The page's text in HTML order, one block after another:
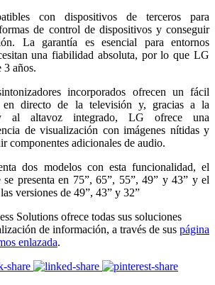
con dispositivos de terceros para
de control de dispositivos y conseguir
La garantía es esencial para entornos
una fiabilidad absoluta, por lo que LG
3 años.
incorporados ofrecen un fácil
en directo de la televisión y, gracias a la
al altavoz integrado, LG ofrece una
de visualización con imágenes nítidas y
componentes adicionales de audio.
dos modelos con esta funcionalidad, el
presenta en 75”, 65”, 55”, 49” y 43” y el
versiones de 49”, 43” y 32”
Solutions ofrece todas sus soluciones
de información, a través de sus página
enlazada.